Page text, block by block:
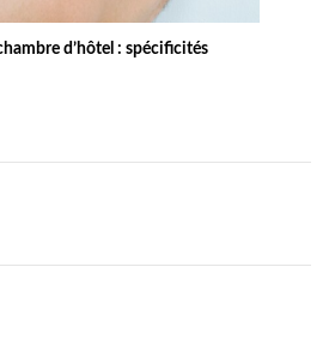
d’hôtel : spécificités